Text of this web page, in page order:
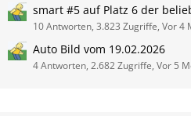
smart #5 auf Platz 6 der
10 Antworten, 3.823 Zugriffe, Vor 4
Auto Bild vom 19.02.2026
4 Antworten, 2.682 Zugriffe, Vor 5